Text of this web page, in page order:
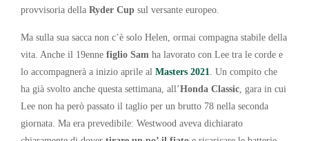
provvisoria della Ryder Cup sul versante europeo.
Ma sulla sua sacca non c’è solo Helen, ormai compagna stabile della
vita. Anche il 19enne figlio Sam ha lavorato con Lee tra le corde e
lo accompagnerà a inizio aprile al Masters 2021
. Un compito che
ha già svolto anche questa settimana, all’Honda Classic , gara in cui
Lee non ha però passato il taglio per un brutto 78 nella seconda
giornata. Ma era prevedibile: Westwood aveva dichiarato